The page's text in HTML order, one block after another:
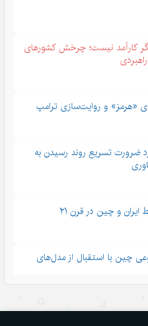
کارآمد نیست؛ چرخش کشورهای
«هرمز» و روایت‌سازی ترامپ
ضرورت تسریع روند رسیدن به
و چین در قرن ۲۱
چین با استقبال از مدل‌های